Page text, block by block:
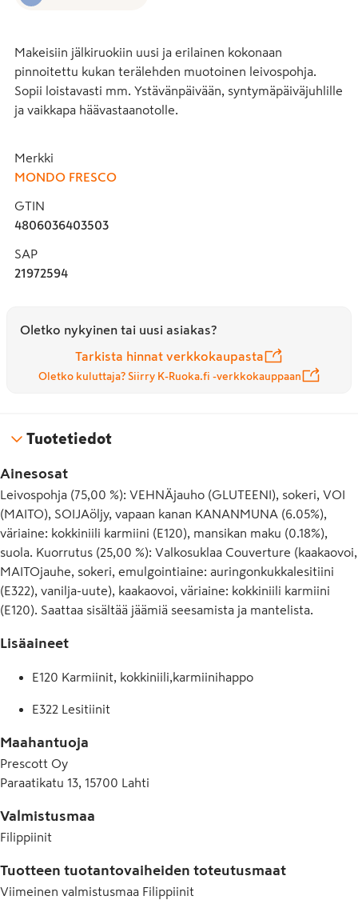
Makeisiin jälkiruokiin uusi ja erilainen kokonaan
pinnoitettu kukan terälehden muotoinen leivospohja.
Sopii loistavasti mm. Ystävänpäivään, syntymäpäiväjuhlille
ja vaikkapa häävastaanotolle.
Merkki
MONDO FRESCO
GTIN
4806036403503
SAP
21972594
Oletko nykyinen tai uusi asiakas?
Tarkista hinnat verkkokaupasta
Oletko kuluttaja? Siirry K-Ruoka.fi -verkkokauppaan
Tuotetiedot
Ainesosat
Leivospohja (75,00 %): VEHNÄjauho (GLUTEENI), sokeri, VOI
(MAITO), SOIJAöljy, vapaan kanan KANANMUNA (6.05%),
väriaine: kokkiniili karmiini (E120), mansikan maku (0.18%),
suola. Kuorrutus (25,00 %): Valkosuklaa Couverture (kaakaovoi,
MAITOjauhe, sokeri, emulgointiaine: auringonkukkalesitiini
(E322), vanilja-uute), kaakaovoi, väriaine: kokkiniili karmiini
(E120). Saattaa sisältää jäämiä seesamista ja mantelista.
Lisäaineet
E120 Karmiinit, kokkiniili,karmiinihappo
E322 Lesitiinit
Maahantuoja
Prescott Oy
Paraatikatu 13, 15700 Lahti
Valmistusmaa
Filippiinit
Tuotteen tuotantovaiheiden toteutusmaat
Viimeinen valmistusmaa Filippiinit